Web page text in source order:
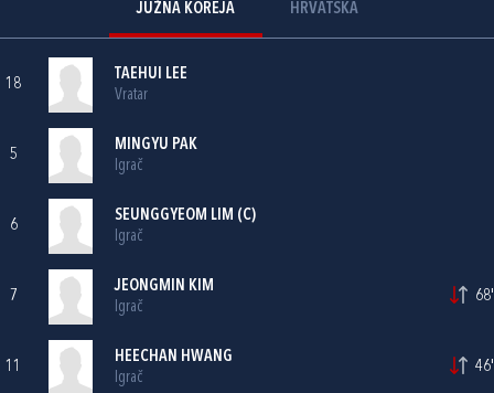
JUŽNA KOREJA HRVATSKA
18
TAEHUI LEE
Vratar
5
MINGYU PAK
Igrač
6
SEUNGGYEOM LIM (C)
Igrač
7
JEONGMIN KIM
Igrač
68'
11
HEECHAN HWANG
Igrač
46'